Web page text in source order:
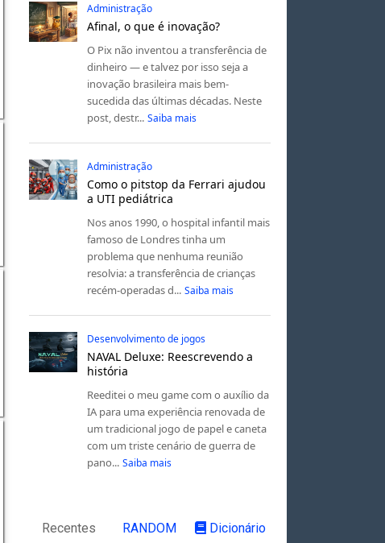
Administração
Afinal, o que é inovação?
O Pix não inventou a transferência de
dinheiro — e talvez por isso seja a
inovação brasileira mais bem-
sucedida das últimas décadas. Neste
post, destr... Saiba mais
Administração
Como o pitstop da Ferrari ajudou
a UTI pediátrica
Nos anos 1990, o hospital infantil mais
famoso de Londres tinha um
problema que nenhuma reunião
resolvia: a transferência de crianças
recém-operadas d... Saiba mais
Desenvolvimento de jogos
NAVAL Deluxe: Reescrevendo a
história
Reeditei o meu game com o auxílio da
IA para uma experiência renovada de
um tradicional jogo de papel e caneta
com um triste cenário de guerra de
pano... Saiba mais
Recentes RANDOM Dicionário